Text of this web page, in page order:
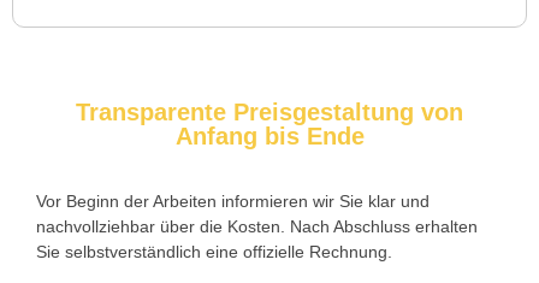
Daniel W. aus Uster
Zuverlässiger Service bei einem verlorenen Haustürschlüssel.
Die Tür wurde ohne Kratzer geöffnet, nur der Preis war leicht
Transparente Preisgestaltung von
Anfang bis Ende
Vor Beginn der Arbeiten informieren wir Sie klar und
nachvollziehbar über die Kosten. Nach Abschluss erhalten
Sie selbstverständlich eine offizielle Rechnung.